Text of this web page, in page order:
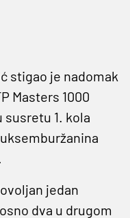
stigao je nadomak
Masters 1000
susretu 1. kola
jedan
dva u drugom